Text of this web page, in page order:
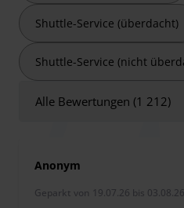
Person zahlt einen Aufpreis,
werden muss.
Aufpreis für Sperrgepäck.
Aufpreis für Fahrzeuge länger
1 Koffer und 1 Stück
jedes weitere Gepäckstück
Schlüssel müssen abgegeben
Shuttle-Service (überdacht)
Shuttle-Service (nicht
Alle Bewertungen (1 212)
Anonym
Geparkt von 19.07.26 bis 03.08.26